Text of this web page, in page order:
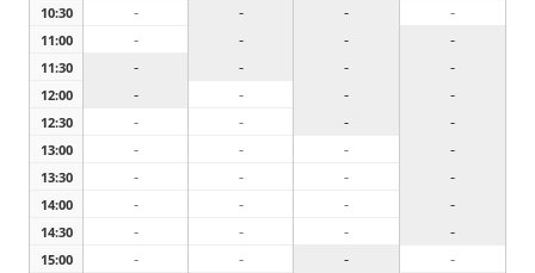
10:30 - - - -
11:00 - - - -
11:30 - - - -
12:00 - - - -
12:30 - - - -
13:00 - - - -
13:30 - - - -
14:00 - - - -
14:30 - - - -
15:00 - - - -